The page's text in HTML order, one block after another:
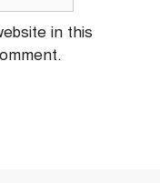
in this